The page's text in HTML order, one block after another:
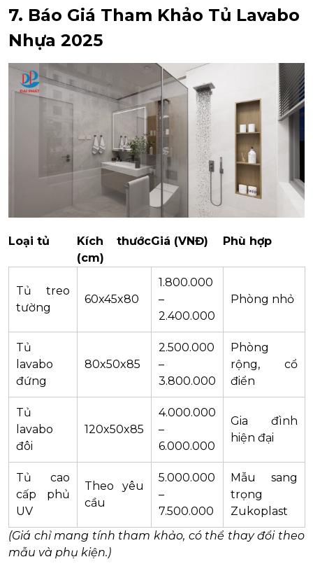
7. Báo Giá Tham Khảo Tủ Lavabo
Nhựa 2025
Loại tủ
Kích thước
(cm)
Giá (VNĐ) Phù hợp
Tủ treo
tường
60x45x80
1.800.000
–
2.400.000
Phòng nhỏ
Tủ
lavabo
đứng
80x50x85
2.500.000
–
3.800.000
Phòng
rộng, cổ
điển
Tủ
lavabo
đôi
120x50x85
4.000.000
–
6.000.000
Gia đình
hiện đại
Tủ cao
cấp phủ
UV
Theo yêu
cầu
5.000.000
–
7.500.000
Mẫu sang
trọng
Zukoplast
(Giá chỉ mang tính tham khảo, có thể thay đổi theo
mẫu và phụ kiện.)